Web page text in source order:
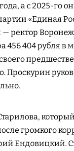
а с 2025-го
«Единая
ректор
456 404 рубля в
Проскурин
громкого
Ендовицкий.